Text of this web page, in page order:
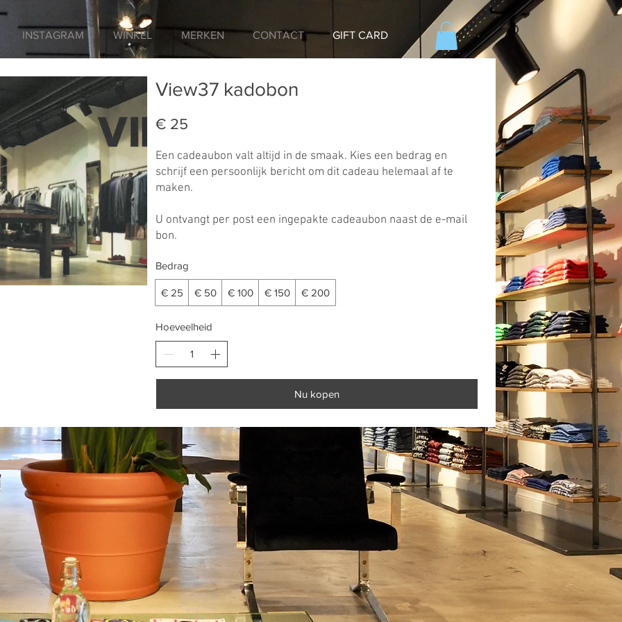
INSTAGRAM WINKEL MERKEN CONTACT GIFT CARD
View37 kadobon
€ 25
Een cadeaubon valt altijd in de smaak. Kies een bedrag en
schrijf een persoonlijk bericht om dit cadeau helemaal af te
maken.
U ontvangt per post een ingepakte cadeaubon naast de e-mail
bon.
Bedrag
€ 25 € 50 € 100 € 150 € 200
Hoeveelheid
Nu kopen